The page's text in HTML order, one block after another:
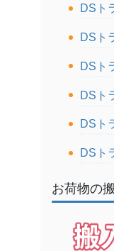
DSト
DSト
DSト
DSト
DSト
DSト
お荷物の